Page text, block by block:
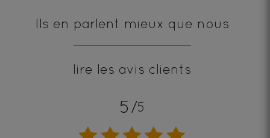
Ils en parlent mieux que nous
lire les avis clients
5/5